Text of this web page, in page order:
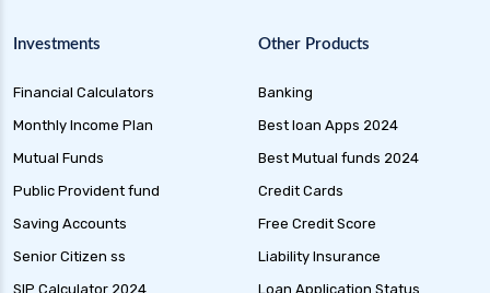
Investments
Financial Calculators
Monthly Income Plan
Mutual Funds
Public Provident fund
Saving Accounts
Senior Citizen ss
SIP Calculator 2024
Other Products
Banking
Best loan Apps 2024
Best Mutual funds 2024
Credit Cards
Free Credit Score
Liability Insurance
Loan Application Status